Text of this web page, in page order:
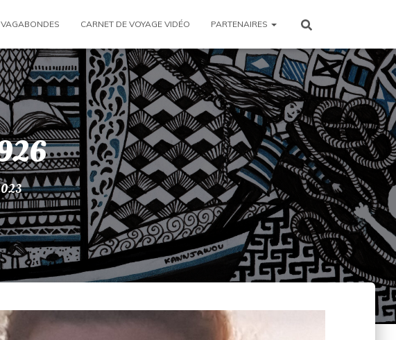
CARNET DE VOYAGE VIDÉO PARTENAIRES